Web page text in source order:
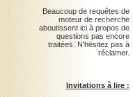
Beaucoup de requêtes de
moteur de recherche
aboutissent ici à propos de
questions pas encore
traitées. N'hésitez pas à
réclamer.
Invitations à lire :